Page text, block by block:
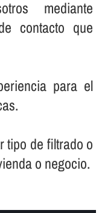
mediante
contacto que
para el
tipo de filtrado o
o negocio.